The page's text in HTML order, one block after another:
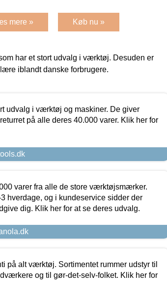
mere » Køb nu »
har et stort udvalg i værktøj. Desuden er
iblandt danske forbrugere.
udvalg i værktøj og maskiner. De giver
på alle deres 40.000 varer. Klik her for
varer fra alle de store værktøjsmærker.
hverdage, og i kundeservice sidder der
dig. Klik her for at se deres udvalg.
på alt værktøj. Sortimentet rummer udstyr til
og til gør-det-selv-folket. Klik her for